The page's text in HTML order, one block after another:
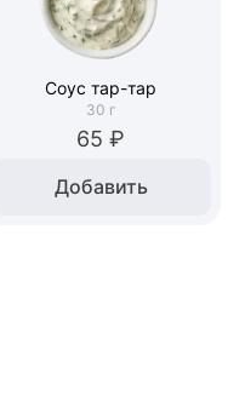
Соус тар-тар
30 г
65 ₽
Добавить